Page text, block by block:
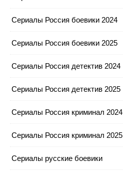
Сериалы Россия боевики 2024
Сериалы Россия боевики 2025
Сериалы Россия детектив 2024
Сериалы Россия детектив 2025
Сериалы Россия криминал 2024
Сериалы Россия криминал 2025
Сериалы русские боевики